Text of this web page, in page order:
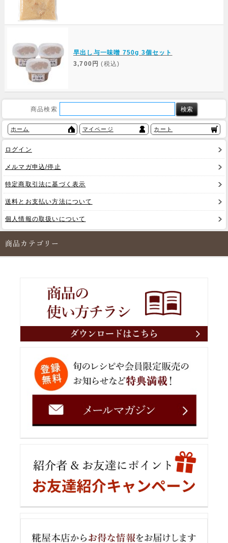
早出し与一味噌 750g 3個セット
3,700円 (税込)
商品検索
ホーム マイページ カート
ログイン
メルマガ申込/停止
特定商取引法に基づく表示
送料とお支払い方法について
個人情報の取扱いについて
商品カテゴリー